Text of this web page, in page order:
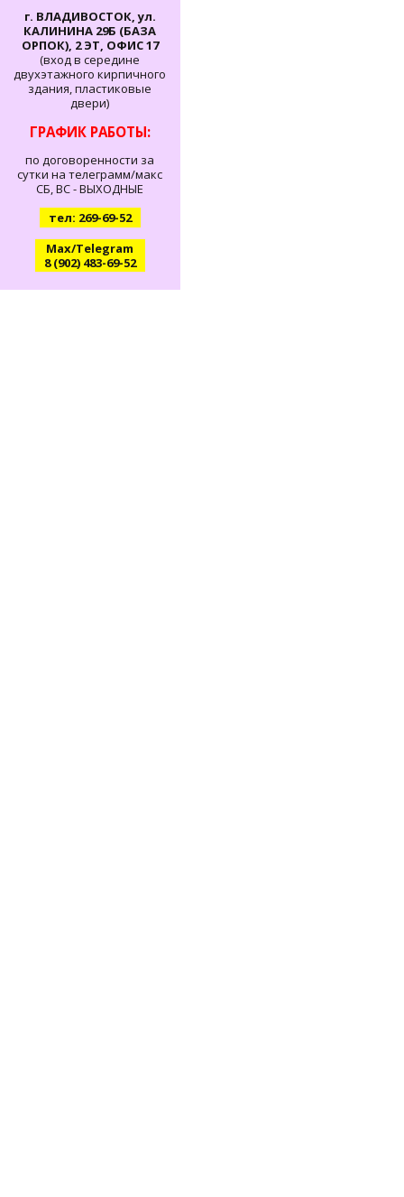
г. ВЛАДИВОСТОК, ул.
КАЛИНИНА 29Б (БАЗА
ОРПОК), 2 ЭТ, ОФИС 17
(вход в середине
двухэтажного кирпичного
здания, пластиковые
двери)
ГРАФИК РАБОТЫ:
по договоренности за
сутки на телеграмм/макс
СБ, ВС - ВЫХОДНЫЕ
тел: 269-69-52
Max/Telegram
8 (902) 483-69-52